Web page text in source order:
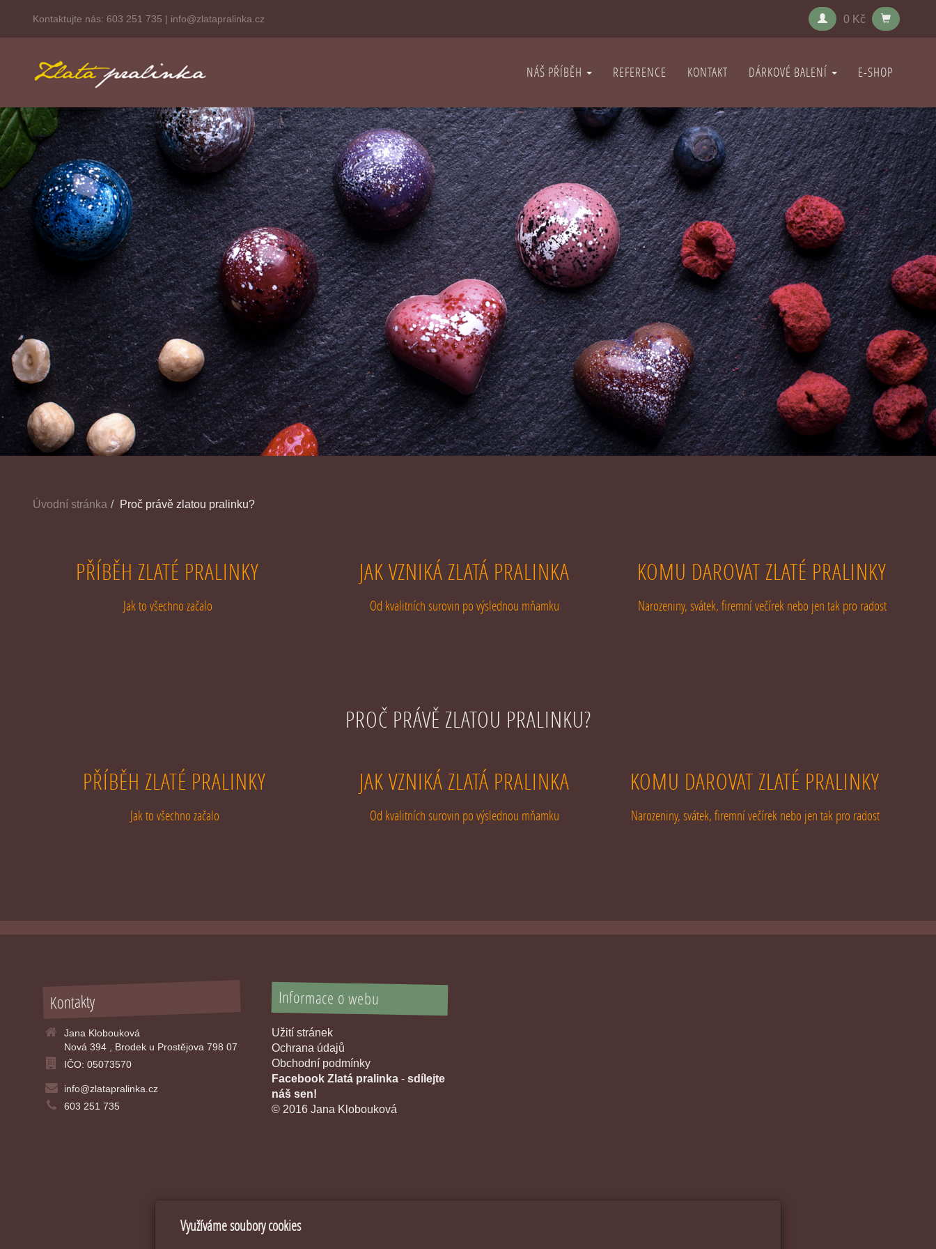
Kontaktujte nás: 603 251 735 | info@zlatapralinka.cz 0 Kč
NÁŠ PŘÍBĚH REFERENCE KONTAKT DÁRKOVÉ BALENÍ E-SHOP
Úvodní stránka Proč právě zlatou pralinku?
PŘÍBĚH ZLATÉ PRALINKY
Jak to všechno začalo
JAK VZNIKÁ ZLATÁ PRALINKA
Od kvalitních surovin po výslednou mňamku
KOMU DAROVAT ZLATÉ PRALINKY
Narozeniny, svátek, firemní večírek nebo jen tak pro radost
PROČ PRÁVĚ ZLATOU PRALINKU?
PŘÍBĚH ZLATÉ PRALINKY
Jak to všechno začalo
JAK VZNIKÁ ZLATÁ PRALINKA
Od kvalitních surovin po výslednou mňamku
KOMU DAROVAT ZLATÉ PRALINKY
Narozeniny, svátek, firemní večírek nebo jen tak pro radost
Kontakty
Jana Klobouková
Nová 394 , Brodek u Prostějova 798 07
IČO: 05073570
info@zlatapralinka.cz
603 251 735
Informace o webu
Užití stránek
Ochrana údajů
Obchodní podmínky
Facebook Zlatá pralinka - sdílejte
náš sen!
© 2016 Jana Klobouková
Využíváme soubory cookies